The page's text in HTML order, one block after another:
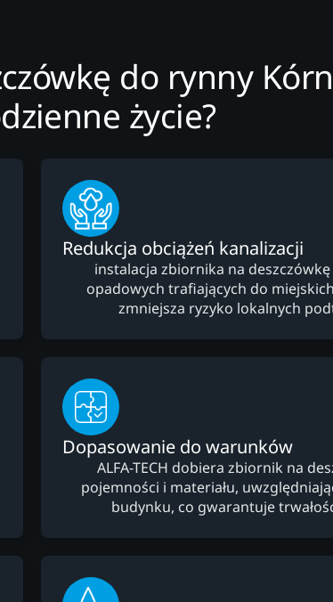
do rynny
życie?
Redukcja obciążeń kanalizacji
instalacja zbiornika na
opadowych trafiających do
zmniejsza ryzyko lokalnych
Dopasowanie do warunków
ALFA-TECH dobiera zbiornik na
pojemności i materiału,
budynku, co gwarantuje